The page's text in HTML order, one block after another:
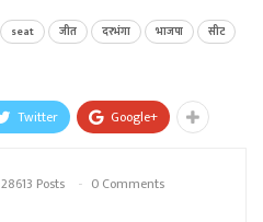
seat जीत दरभंगा भाजपा सीट
Twitter Google+
28613 Posts 0 Comments